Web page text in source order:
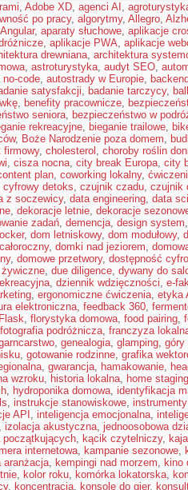
, Adobe XD, agenci AI ,
po pracy, algorytmy, Allegro,
Angular, aparaty słuchowe, aplikacje
, aplikacje PWA, aplikacje
drewniana, architektura
, astroturystyka, audyt SEO,
code, autostrady w Europie,
satysfakcji, badanie tarczycy,
, benefity pracownicze,
seniora, bezpieczeństwo w
rekreacyjne, bieganie trailowe,
, Boże Narodzenie poza domem,
firmowy, cholesterol , choroby roślin
, cisza nocna, city break Europa, city
plan, coworking lokalny,
cyfrowy detoks, czujnik czadu, czujnik
z soczewicy, data engineering, data
, dekoracje letnie, dekoracje
zadań, demencja, design system
, dom letniskowy, dom modułowy,
, domki nad jeziorem,
, domowe przetwory, dostępność
, due diligence, dywany do
, dziennik wdzięczności, e-
, ergonomiczne ćwiczenia, etyka
elektroniczna, feedback 360,
Flask, florystyka domowa, food pairing,
fotografia podróżnicza, franczyza
, genealogia, glamping, góry
, gotowanie rodzinne, grafika
, gwarancja, hamakowanie,
wzroku, historia lokalna, home staging
, hydroponika domowa, identyfikacja
, instrukcje stanowiskowe,
API , inteligencja emocjonalna,
, izolacja akustyczna, jednoosobowa
początkujących, kącik czytelniczy,
internetowa, kampanie sezonowe,
aranżacja, kempingi nad morzem, kino
, kolor roku, komórka lokatorska,
, koncentracja, konsole do gier,